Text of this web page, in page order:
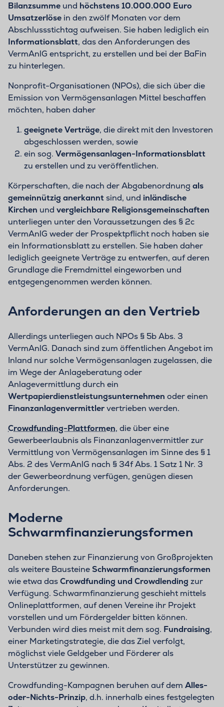
Bilanzsumme und höchstens 10.000.000 Euro
Umsatzerlöse in den zwölf Monaten vor dem
Abschlussstichtag aufweisen. Sie haben lediglich ein
Informationsblatt, das den Anforderungen des
VermAnlG entspricht, zu erstellen und bei der BaFin
zu hinterlegen.
Nonprofit-Organisationen (NPOs), die sich über die
Emission von Vermögensanlagen Mittel beschaffen
möchten, haben daher
geeignete Verträge, die direkt mit den Investoren
abgeschlossen werden, sowie
ein sog. Vermögensanlagen-Informationsblatt
zu erstellen und zu veröffentlichen.
Körperschaften, die nach der Abgabenordnung als
gemeinnützig anerkanntsind, und inländische
Kirchen und vergleichbare Religionsgemeinschaften
unterliegen unter den Voraussetzungen des § 2c
VermAnlG weder der Prospektpflicht noch haben sie
ein Informationsblatt zu erstellen. Sie haben daher
lediglich geeignete Verträge zu entwerfen, auf deren
Grundlage die Fremdmittel eingeworben und
entgegengenommen werden können.
Anforderungen an den Vertrieb
Allerdings unterliegen auch NPOs § 5b Abs. 3
VermAnlG. Danach sind zum öffentlichen Angebot im
Inland nur solche Vermögensanlagen zugelassen, die
im Wege der Anlageberatung oder
Anlagevermittlung durch ein
Wertpapierdienstleistungsunternehmen oder einen
Finanzanlagenvermittlervertrieben werden.
Crowdfunding-Plattformen, die über eine
Gewerbeerlaubnis als Finanzanlagenvermittler zur
Vermittlung von Vermögensanlagen im Sinne des § 1
Abs. 2 des VermAnlG nach § 34f Abs. 1 Satz 1 Nr. 3
der Gewerbeordnung verfügen, genügen diesen
Anforderungen.
Moderne
Schwarmfinanzierungsformen
Daneben stehen zur Finanzierung von Großprojekten
als weitere BausteineSchwarmfinanzierungsformen
wie etwa dasCrowdfunding und Crowdlending zur
Verfügung. Schwarmfinanzierung geschieht mittels
Onlineplattformen, auf denen Vereine ihr Projekt
vorstellen und um Fördergelder bitten können.
Verbunden wird dies meist mit dem sog. Fundraising,
einer Marketingstrategie, die das Ziel verfolgt,
möglichst viele Geldgeber und Förderer als
Unterstützer zu gewinnen.
Crowdfunding-Kampagnen beruhen auf dem Alles-
oder-Nichts-Prinzip, d.h. innerhalb eines festgelegten